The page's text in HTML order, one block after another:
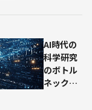
ONにしたフラッ
グシップモデルで
も幻覚率約30%
AI時代の
科学研究
のボトル
ネックは